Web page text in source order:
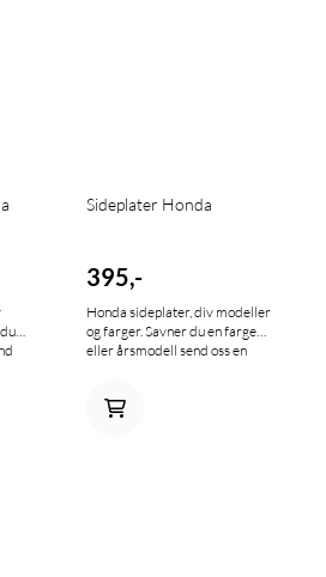
Sideplater Honda
395,-
Honda sideplater, div modeller
og farger. Savner du en farge
eller årsmodell send oss en